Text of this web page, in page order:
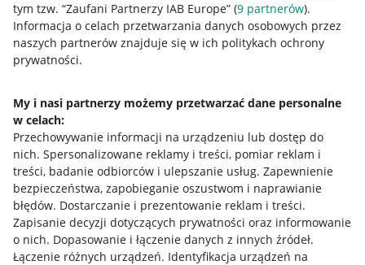
tym tzw. “Zaufani Partnerzy IAB Europe” (9 partnerów).
Informacja o celach przetwarzania danych osobowych przez
naszych partnerów znajduje się w ich politykach ochrony
prywatności.
My i nasi partnerzy możemy przetwarzać dane personalne
w celach:
Przechowywanie informacji na urządzeniu lub dostęp do
nich. Spersonalizowane reklamy i treści, pomiar reklam i
treści, badanie odbiorców i ulepszanie usług. Zapewnienie
bezpieczeństwa, zapobieganie oszustwom i naprawianie
błędów. Dostarczanie i prezentowanie reklam i treści.
Zapisanie decyzji dotyczących prywatności oraz informowanie
o nich. Dopasowanie i łączenie danych z innych źródeł.
Łączenie różnych urządzeń. Identyfikacja urządzeń na
Przydatne informacje
Jak to działa
Allegro Gadane dla sprzedających
Allegro Gadane dla kupujących
Mapa miejscowości
Informacje prawne
Regulamin